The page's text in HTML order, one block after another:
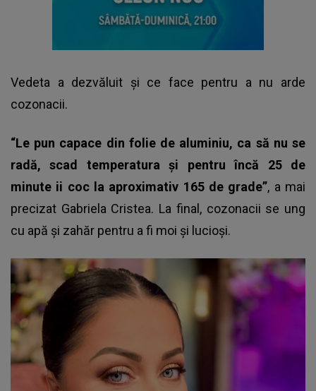
Vedeta a dezvăluit și ce face pentru a nu arde
cozonacii.
“Le pun capace din folie de aluminiu, ca să nu se
radă, scad temperatura și pentru încă 25 de
minute ii coc la aproximativ 165 de grade”, a mai
precizat Gabriela Cristea. La final, cozonacii se ung
cu apă și zahăr pentru a fi moi și lucioși.